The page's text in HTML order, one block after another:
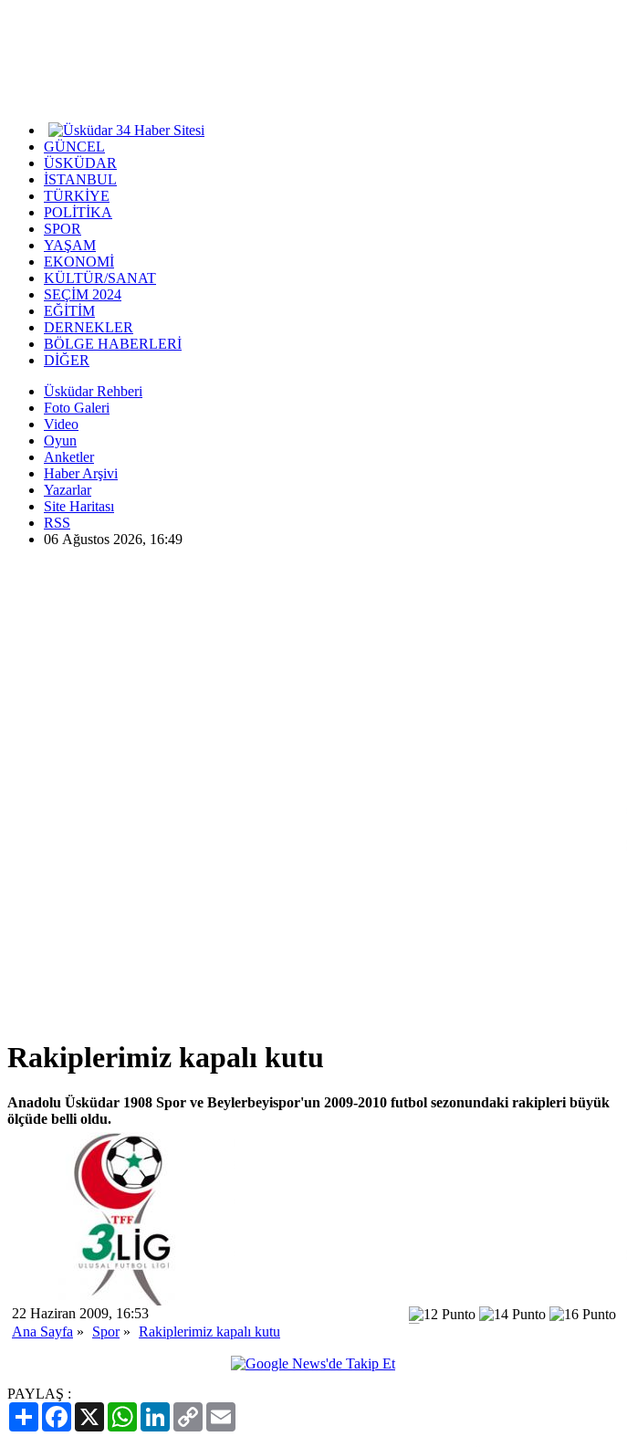
GÜNCEL
ÜSKÜDAR
İSTANBUL
TÜRKİYE
POLİTİKA
SPOR
YAŞAM
EKONOMİ
KÜLTÜR/SANAT
SEÇİM 2024
EĞİTİM
DERNEKLER
BÖLGE HABERLERİ
DİĞER
Üsküdar Rehberi
Foto Galeri
Video
Oyun
Anketler
Haber Arşivi
Yazarlar
Site Haritası
RSS
06 Ağustos 2026, 16:49
Rakiplerimiz kapalı kutu
Anadolu Üsküdar 1908 Spor ve Beylerbeyispor'un 2009-2010 futbol sezonundaki rakipleri büyük
ölçüde belli oldu.
22 Haziran 2009, 16:53
Ana Sayfa » Spor» Rakiplerimiz kapalı kutu
PAYLAŞ :
PaylaşFacebook
X WhatsAppLinkedIn
Copy
Link